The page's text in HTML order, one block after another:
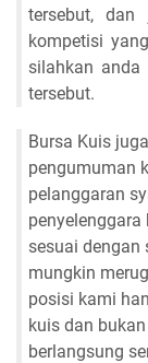
tersebut,
kompetisi
silahkan anda
tersebut.
Bursa Kuis
pengumuman
pelanggaran
sesuai dengan
mungkin
posisi kami
kuis dan
berlangsung